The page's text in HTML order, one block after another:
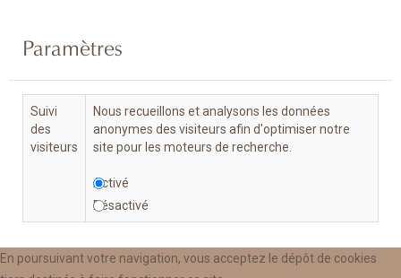
En poursuivant votre navigation, vous acceptez le dépôt de cookies
Paramètres
Suivi
des
visiteurs
Nous recueillons et analysons les données
anonymes des visiteurs afin d'optimiser notre
site pour les moteurs de recherche.
Activé
Désactivé